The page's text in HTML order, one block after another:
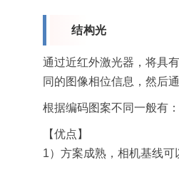
结构光
通过近红外激光器，将具
同的图像相位信息，然后
根据编码图案不同一般有
【优点】
1）方案成熟，相机基线可